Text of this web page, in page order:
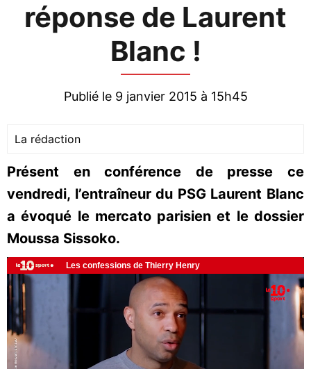
réponse de Laurent
Blanc !
Publié le 9 janvier 2015 à 15h45
La rédaction
Présent en conférence de presse ce
vendredi, l’entraîneur du PSG Laurent Blanc
a évoqué le mercato parisien et le dossier
Moussa Sissoko.